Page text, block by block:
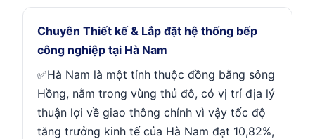
Chuyên Thiết kế & Lắp đặt hệ thống bếp
công nghiệp tại Hà Nam
✅Hà Nam là một tỉnh thuộc đồng bằng sông
Hồng, nằm trong vùng thủ đô, có vị trí địa lý
thuận lợi về giao thông chính vì vậy tốc độ
tăng trưởng kinh tế của Hà Nam đạt 10,82%,